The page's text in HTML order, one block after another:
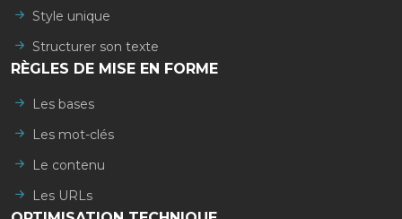
Style unique
Structurer son texte
RÈGLES DE MISE EN FORME
Les bases
Les mot-clés
Le contenu
Les URLs